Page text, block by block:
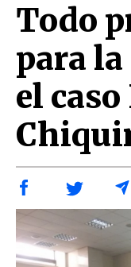
Todo
para
el caso